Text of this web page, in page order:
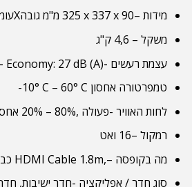
מידות –325‎ x 337 x 90מ"מ גובהXעומקXרוחב
משקל – 4,6 ק"ג
עצמת רעשים -Normal: 37 dB (A) – Economy: 27 dB (A)
טמפרטורה אחסון -10° C – 60° C
לחות האוויר -פעולה 20% – 80%,
רמקול –16 ואט
מה בקופסה –HDMI Cable 1.8m,
סוג חדר / אפליקציה -חדר ישיבות,